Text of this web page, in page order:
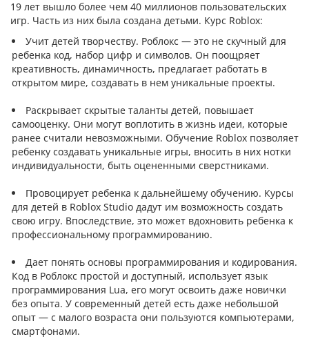
19 лет вышло более чем 40 миллионов пользовательских
игр. Часть из них была создана детьми. Курс Roblox:
Учит детей творчеству. Роблокс — это не скучный для
ребенка код, набор цифр и символов. Он поощряет
креативность, динамичность, предлагает работать в
открытом мире, создавать в нем уникальные проекты.
Раскрывает скрытые таланты детей, повышает
самооценку. Они могут воплотить в жизнь идеи, которые
ранее считали невозможными. Обучение Roblox позволяет
ребенку создавать уникальные игры, вносить в них нотки
индивидуальности, быть оцененными сверстниками.
Провоцирует ребенка к дальнейшему обучению. Курсы
для детей в Roblox Studio дадут им возможность создать
свою игру. Впоследствие, это может вдохновить ребенка к
профессиональному программированию.
Дает понять основы программирования и кодирования.
Код в Роблокс простой и доступный, использует язык
программирования Lua, его могут освоить даже новички
без опыта. У современный детей есть даже небольшой
опыт — с малого возраста они пользуются компьютерами,
смартфонами.